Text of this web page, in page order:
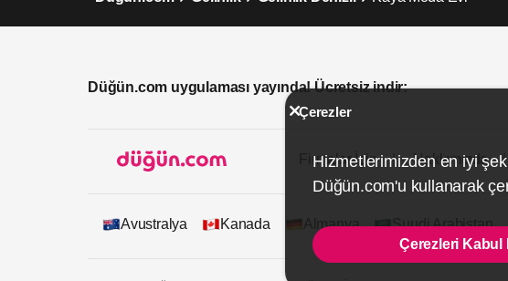
Düğün.com uygulaması yayında! Ücretsiz indir:
Firmalar İçin Hakkımızda
Avustralya Kanada Almanya Suudi Arabistan
Çerezler
Hizmetlerimizden en iyi
Düğün.com'u kullanarak
Çerezleri Kabul